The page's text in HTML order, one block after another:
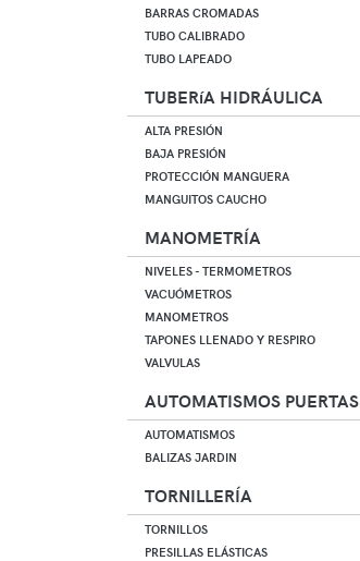
BARRAS CROMADAS
TUBO CALIBRADO
TUBO LAPEADO
TUBERíA HIDRÁULICA
ALTA PRESIÓN
BAJA PRESIÓN
PROTECCIÓN MANGUERA
MANGUITOS CAUCHO
MANOMETRÍA
NIVELES - TERMOMETROS
VACUÓMETROS
MANOMETROS
TAPONES LLENADO Y RESPIRO
VALVULAS
AUTOMATISMOS PUERTAS
AUTOMATISMOS
BALIZAS JARDIN
TORNILLERÍA
TORNILLOS
PRESILLAS ELÁSTICAS